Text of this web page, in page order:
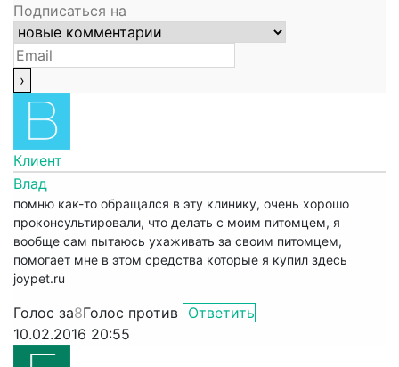
Подписаться на
Клиент
Влад
помню как-то обращался в эту клинику, очень хорошо
проконсультировали, что делать с моим питомцем, я
вообще сам пытаюсь ухаживать за своим питомцем,
помогает мне в этом средства которые я купил здесь
joypet.ru
Голос за8Голос против Ответить
10.02.2016 20:55